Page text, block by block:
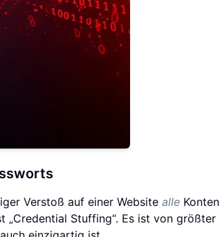
Verstoß auf einer Website alle Konten
„Credential Stuffing“. Es ist von größter